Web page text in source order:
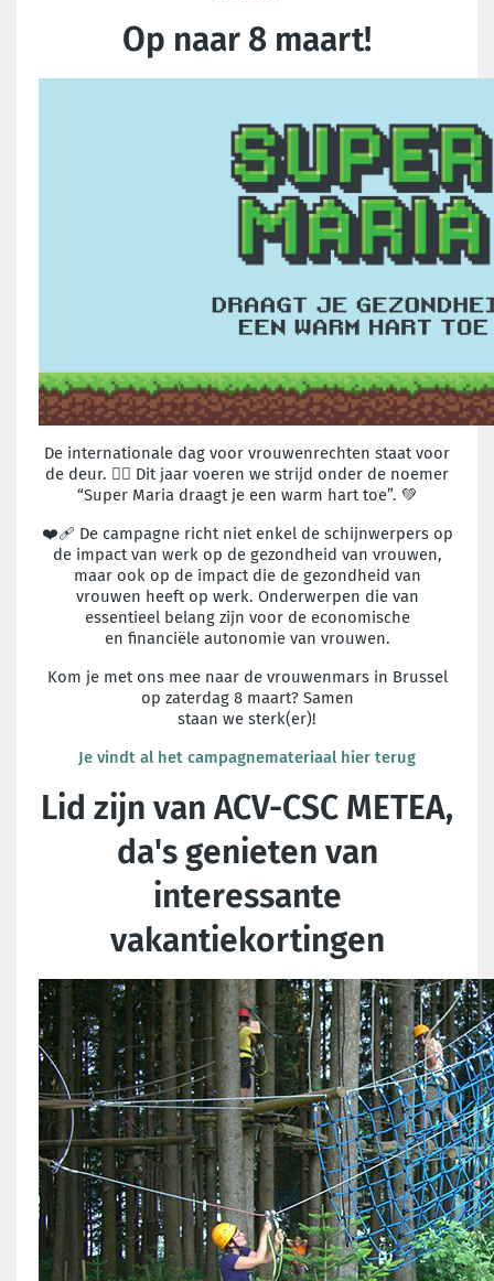
Op naar 8 maart!
De internationale dag voor vrouwenrechten staat voor
de deur. ✊🏽 Dit jaar voeren we strijd onder de noemer
“Super Maria draagt je een warm hart toe”. 💚
❤️‍🩹 De campagne richt niet enkel de schijnwerpers op
de impact van werk op de gezondheid van vrouwen,
maar ook op de impact die de gezondheid van
vrouwen heeft op werk. Onderwerpen die van
essentieel belang zijn voor de economische
en financiële autonomie van vrouwen.
Kom je met ons mee naar de vrouwenmars in Brussel
op zaterdag 8 maart? Samen
staan we sterk(er)!
Je vindt al het campagnemateriaal hier terug
Lid zijn van ACV-CSC METEA,
da's genieten van
interessante
vakantiekortingen